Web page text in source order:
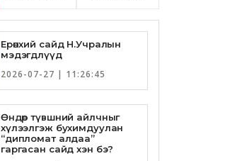
Ерөнхий сайд Н.Учралын
мэдэгдлүүд
2026-07-27 | 11:26:45
Өндөр түвшний айлчныг
хүлээлгэж бухимдуулан
“дипломат алдаа”
гаргасан сайд хэн бэ?